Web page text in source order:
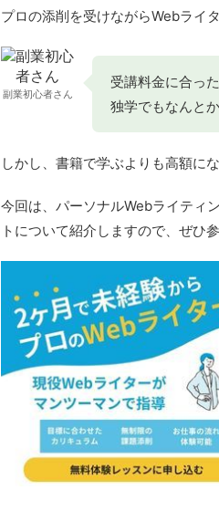
プロの添削を受けながらWebライ
副業初心者さん
受講料金に合っ
独学でもなんと
しかし、書籍で学ぶよりも高額に
今回は、パーソナルWebライティ
トについて紹介しますので、ぜひ